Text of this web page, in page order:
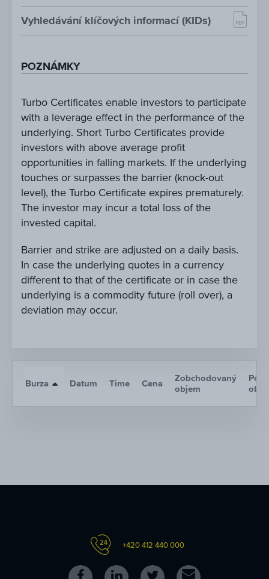
Vyhledávání klíčových informací (KIDs)
POZNÁMKY
Turbo Certificates enable investors to participate
with a leverage effect in the performance of the
underlying. Short Turbo Certificates provide
investors with above average profit
opportunities in falling markets. If the underlying
touches or surpasses the barrier (knock-out
level), the Turbo Certificate expires prematurely.
The investor may incur a total loss of the
invested capital.
Barrier and strike are adjusted on a daily basis.
In case the underlying quotes in a currency
different to that of the certificate or in case the
underlying is a commodity future (roll over), a
deviation may occur.
Burza Datum Time Cena
Zobchodovaný
objem
+420 412 440 000
FollowFollowFollowKontakt